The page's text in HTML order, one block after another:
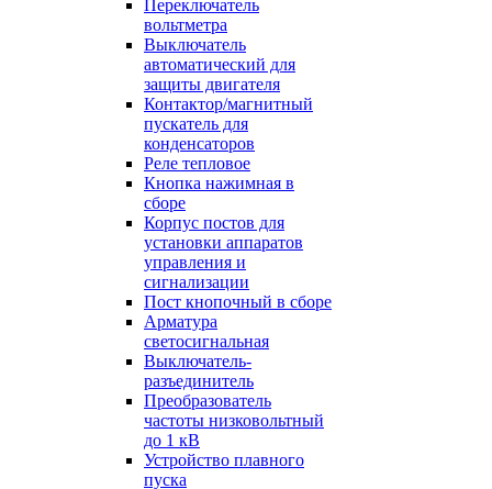
Переключатель
вольтметра
Выключатель
автоматический для
защиты двигателя
Контактор/магнитный
пускатель для
конденсаторов
Реле тепловое
Кнопка нажимная в
сборе
Корпус постов для
установки аппаратов
управления и
сигнализации
Пост кнопочный в сборе
Арматура
светосигнальная
Выключатель-
разъединитель
Преобразователь
частоты низковольтный
до 1 кВ
Устройство плавного
пуска